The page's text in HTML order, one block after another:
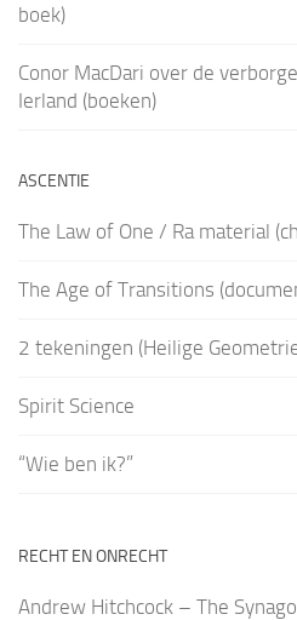
boek)
Conor MacDari over de
Ierland (boeken)
ASCENTIE
The Law of One / Ra material
The Age of Transitions
2 tekeningen (Heilige
Spirit Science
“Wie ben ik?”
RECHT EN ONRECHT
Andrew Hitchcock – The